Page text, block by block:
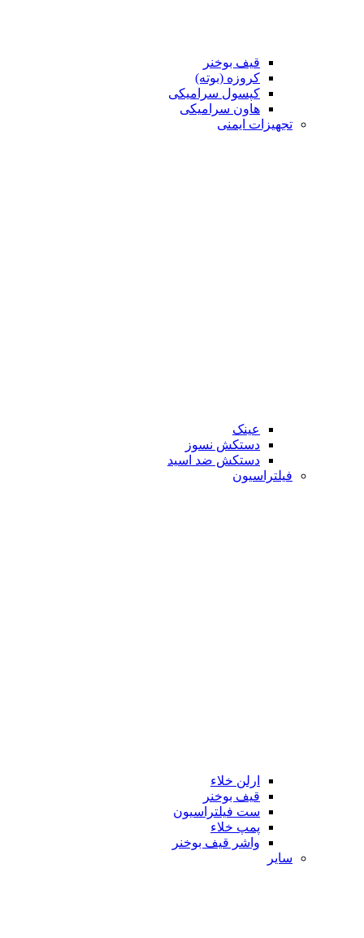
قیف بوخنر
کروزه (بوته)
کپسول سرامیکی
هاون سرامیکی
تجهیزات ایمنی
عینک
دستکش نسوز
دستکش ضد اسید
فیلتراسیون
ارلن خلاء
قیف بوخنر
ست فیلتراسیون
پمپ خلاء
واشر قیف بوخنر
سایر